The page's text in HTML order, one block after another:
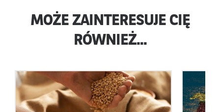
MOŻE ZAINTERESUJE CIĘ
RÓWNIEŻ...